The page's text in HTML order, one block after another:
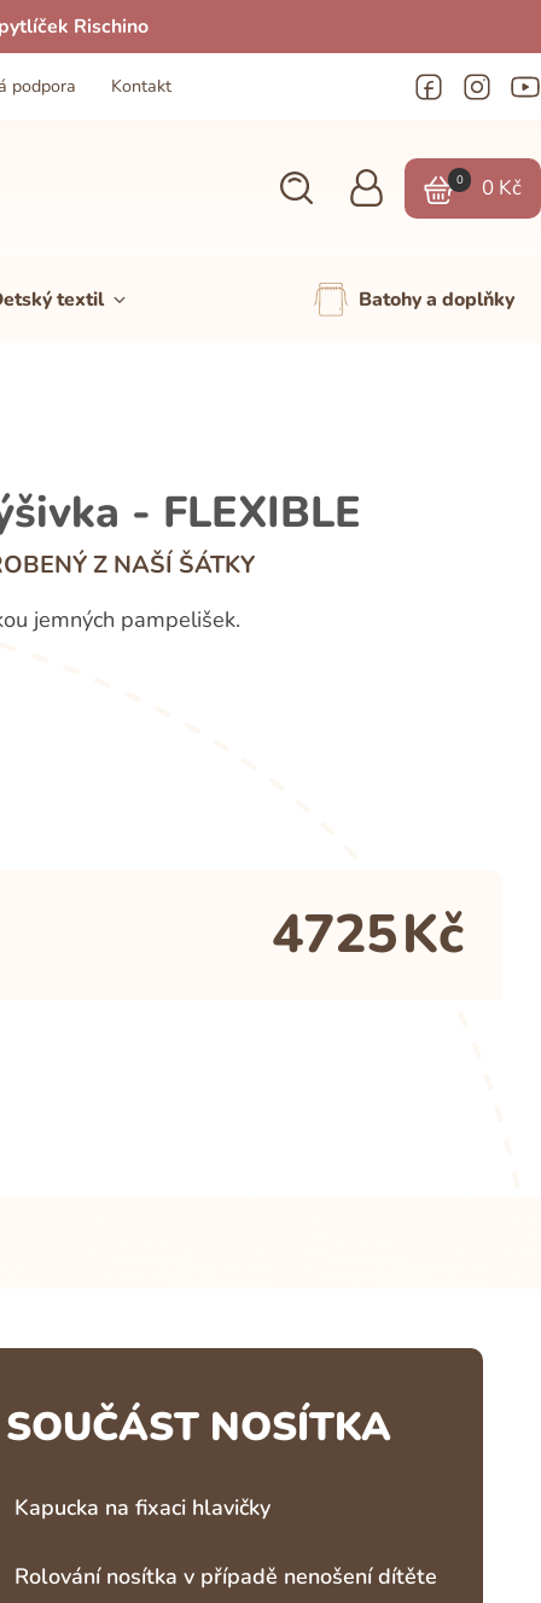
Rischino
podpora Kontakt
0 0 Kč
textil Batohy a doplňky
- FLEXIBLE
Z NAŠÍ ŠÁTKY
jemných pampelišek.
4725Kč
SOUČÁST NOSÍTKA
Kapucka na fixaci hlavičky
Rolování nosítka v případě nenošení dítěte